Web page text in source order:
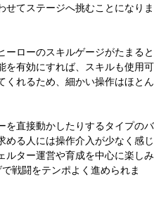
てステージへ挑むことになりま
ローのスキルゲージがたまると
を有効にすれば、スキルも使用可
くれるため、細かい操作はほとん
直接動かしたりするタイプのバ
める人には操作介入が少なく感じ
ルター運営や育成を中心に楽しみ
戦闘をテンポよく進められま